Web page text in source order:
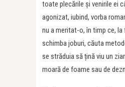
toate plecările și venirile ei
agonizat, iubind, vorba
nu a meritat-o, în timp ce, la
schimba joburi, căuta
se străduia să țină viu un
moară de foame sau de